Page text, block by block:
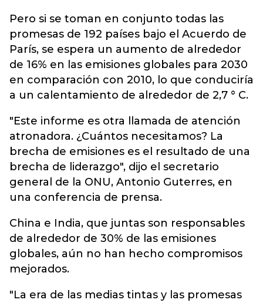
Pero si se toman en conjunto todas las
promesas de 192 países bajo el Acuerdo de
París, se espera un aumento de alrededor
de 16% en las emisiones globales para 2030
en comparación con 2010, lo que conduciría
a un calentamiento de alrededor de 2,7 ° C.
"Este informe es otra llamada de atención
atronadora. ¿Cuántos necesitamos? La
brecha de emisiones es el resultado de una
brecha de liderazgo", dijo el secretario
general de la ONU, Antonio Guterres, en
una conferencia de prensa.
China e India, que juntas son responsables
de alrededor de 30% de las emisiones
globales, aún no han hecho compromisos
mejorados.
"La era de las medias tintas y las promesas